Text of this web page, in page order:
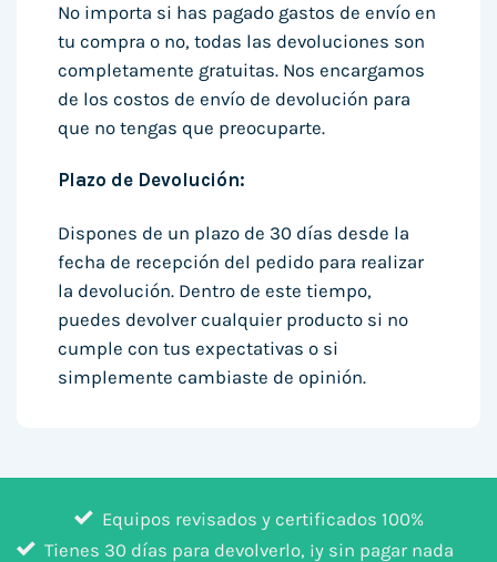
No importa si has pagado gastos de envío en
tu compra o no, todas las devoluciones son
completamente gratuitas. Nos encargamos
de los costos de envío de devolución para
que no tengas que preocuparte.
Plazo de Devolución:
Dispones de un plazo de 30 días desde la
fecha de recepción del pedido para realizar
la devolución. Dentro de este tiempo,
puedes devolver cualquier producto si no
cumple con tus expectativas o si
simplemente cambiaste de opinión.
Equipos revisados y certificados 100%
Tienes 30 días para devolverlo, ¡y sin pagar nada